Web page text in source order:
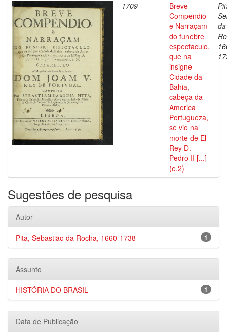
1709
Breve
Compendio
e Narraçam
do funebre
espectaculo,
que na
insigne
Cidade da
Bahia,
cabeça da
America
Portugueza,
se vio na
morte de El
Rey D.
Pedro II [...]
(e.2)
da
Sugestões de pesquisa
Autor
1
Pita, Sebastião da Rocha, 1660-1738
Assunto
1
HISTÓRIA DO BRASIL
Data de Publicação